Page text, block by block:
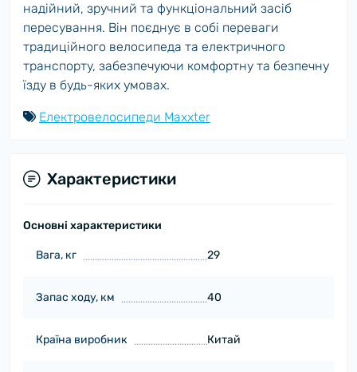
надійний, зручний та функціональний засіб
пересування. Він поєднує в собі переваги
традиційного велосипеда та електричного
транспорту, забезпечуючи комфортну та безпечну
їзду в будь-яких умовах.
Електровелосипеди Maxxter
Характеристики
Основні характеристики
Вага, кг 29
Запас ходу, км 40
Країна виробник Китай